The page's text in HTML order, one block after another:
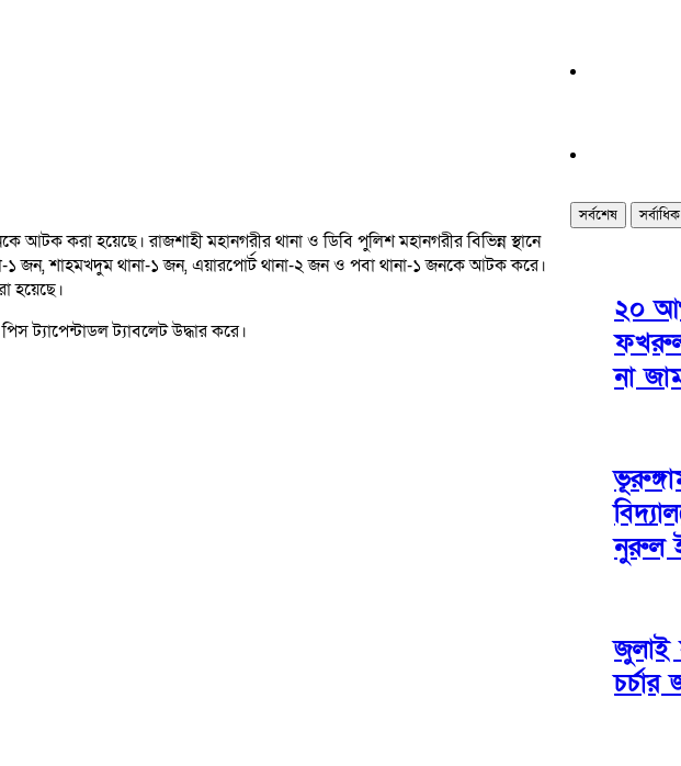
করা হয়েছে। রাজশাহী মহানগরীর থানা ও ডিবি পুলিশ মহানগরীর বিভিন্ন স্থানে
১ জন, শাহমখদুম থানা-১ জন, এয়ারপোর্ট থানা-২ জন ও পবা থানা-১ জনকে আটক করে।
হয়েছে।
ট্যাপেন্টাডল ট্যাবলেট উদ্ধার করে।
সর্বশেষ
২০
না
নুরুল
জুলাই